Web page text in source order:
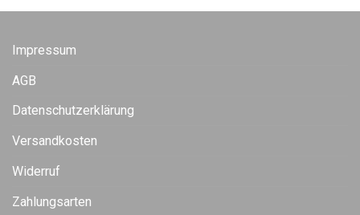
Impressum
AGB
Datenschutzerklärung
Versandkosten
Widerruf
Zahlungsarten